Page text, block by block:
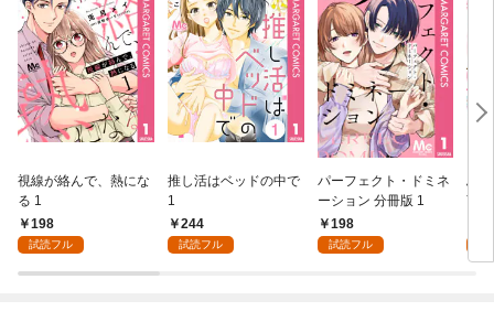
視線が絡んで、熱にな
る 1
198
試読フル
推し活はベッドの中で
1
244
試読フル
パーフェクト・ドミネ
ーション 分冊版 1
198
試読フル
ふ
言